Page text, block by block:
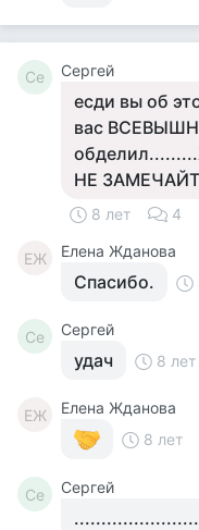
Се Сергей
есди вы об
вас
НЕ
8 лет 4
ЕЖ Елена Жданова
Спасибо.
Се Сергей
удач 8 лет
ЕЖ
Елена Жданова
8 лет
Се Сергей